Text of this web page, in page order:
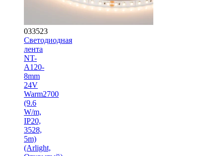
033523
Светодиодная
лента
NT-
A120-
8mm
24V
Warm2700
(9.6
W/m,
IP20,
3528,
5m)
(Arlight,